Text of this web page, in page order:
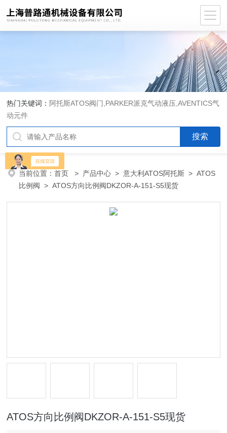
热门关键词： 阿托斯ATOS阀门,PARKER派克气动液压,AVENTICS气
动元件
当前位置：首页 > 产品中心 >意大利ATOS阿托斯 >ATOS
比例阀 > ATOS方向比例阀DKZOR-A-151-S5现货
ATOS方向比例阀DKZOR-A-151-S5现货